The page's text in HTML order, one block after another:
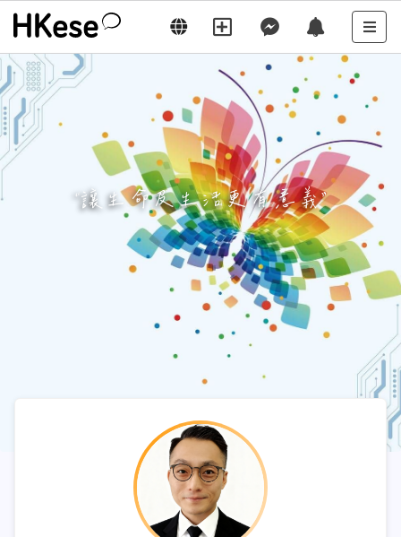
“讓生命及生活更有意義”